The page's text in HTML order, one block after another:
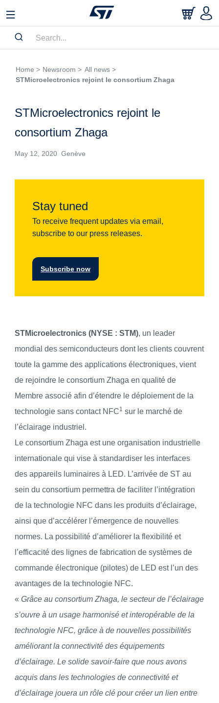
Home > Newsroom > All news >
STMicroelectronics rejoint le consortium Zhaga
STMicroelectronics rejoint le
consortium Zhaga
May 12, 2020 Genève
Stay tuned
To receive frequent updates via email,
subscribe to our press releases.
Subscribe now
STMicroelectronics (NYSE : STM), un leader
mondial des semiconducteurs dont les clients couvrent
toute la gamme des applications électroniques, vient
de rejoindre le consortium Zhaga en qualité de
Membre associé afin d’étendre le déploiement de la
technologie sans contact NFC1 sur le marché de
l’éclairage industriel.
Le consortium Zhaga est une organisation industrielle
internationale qui vise à standardiser les interfaces
des appareils luminaires à LED. L’arrivée de ST au
sein du consortium permettra de faciliter l’intégration
de la technologie NFC dans les produits d’éclairage,
ainsi que d’accélérer l’émergence de nouvelles
normes. La possibilité d’améliorer la flexibilité et
l’efficacité des lignes de fabrication de systèmes de
commande électronique (pilotes) de LED est l’un des
avantages de la technologie NFC.
« Grâce au consortium Zhaga, le secteur de l’éclairage
s’ouvre à un usage harmonisé et interopérable de la
technologie NFC, grâce à de nouvelles possibilités
améliorant la connectivité des équipements
d’éclairage. Le solide savoir-faire que nous avons
acquis dans les technologies de connectivité et
d’éclairage jouera un rôle clé pour créer un lien entre